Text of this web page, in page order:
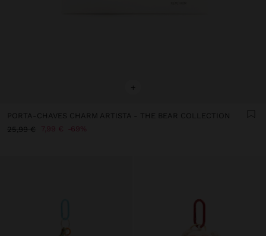
+
PORTA-CHAVES CHARM ARTISTA - THE BEAR COLLECTION
25,99 €
7,99 € 69%